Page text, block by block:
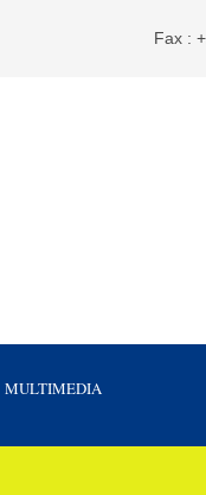
Fax :
MULTIMEDIA